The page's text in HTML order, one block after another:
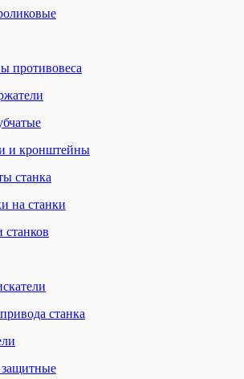
противовеса
и кронштейны
станка
на станки
станков
станка